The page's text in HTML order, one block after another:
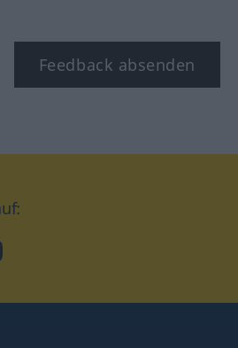
Feedback absenden